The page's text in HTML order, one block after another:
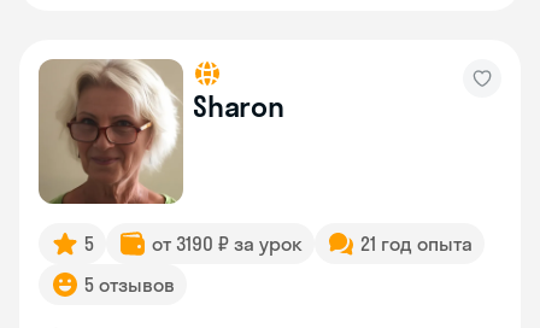
Sharon
5 от 3190 ₽ за урок
21 год опыта
5 отзывов